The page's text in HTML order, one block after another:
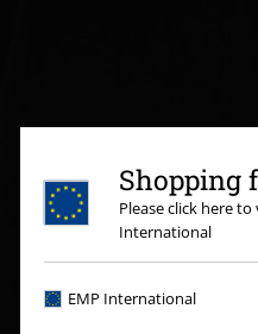
Shopping
Please click here
International
EMP International